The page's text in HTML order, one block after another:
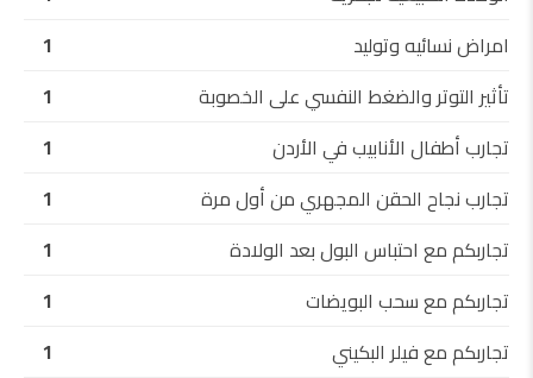
امراض نسائيه وتوليد
1
تأثير التوتر والضغط النفسي على الخصوبة
1
تجارب أطفال الأنابيب في الأردن
1
تجارب نجاح الحقن المجهري من أول مرة
1
تجاربكم مع احتباس البول بعد الولادة
1
تجاربكم مع سحب البويضات
1
تجاربكم مع فيلر البكيني
1